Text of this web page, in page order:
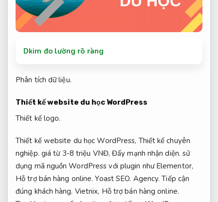
Dkim đo lường rõ ràng
Phân tích dữ liệu.
Thiết kế website du học WordPress
Thiết kế logo.
Thiết kế website du học WordPress, Thiết kế chuyên
nghiệp. giá từ 3-8 triệu VNĐ,Đẩy mạnh nhận diện. sử
dụng mã nguồn WordPress với plugin như Elementor,
Hỗ trợ bán hàng online. Yoast SEO. Agency. Tiếp cận
đúng khách hàng. Vietnix, Hỗ trợ bán hàng online.